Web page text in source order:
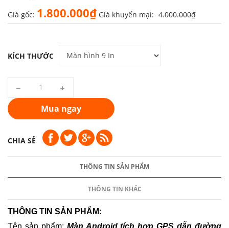
Giá gốc: 1.800.000₫ Giá khuyến mại: 4.000.000₫
KÍCH THƯỚC
Mua ngay
CHIA SẺ
THÔNG TIN SẢN PHẨM
THÔNG TIN KHÁC
THÔNG TIN SẢN PHẨM:
Tên sản phẩm: Màn Android tích hợp GPS dẫn đường